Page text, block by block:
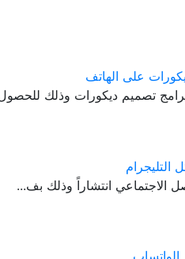
تصميم ديكورات وذلك
التليجرام
الاجتماعي انتشاراً وذلك بف...